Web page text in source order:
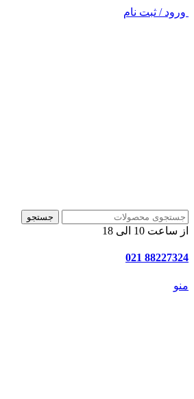
ورود / ثبت نام
جستجو
از ساعت 10 الی 18
88227324 021
منو